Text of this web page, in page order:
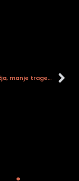
Manje oružja, manje tragedija